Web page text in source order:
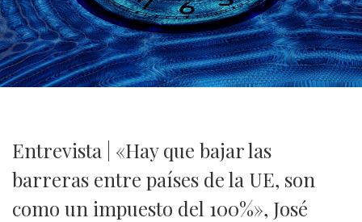
Entrevista | «Hay que bajar las
barreras entre países de la UE, son
como un impuesto del 100%», José